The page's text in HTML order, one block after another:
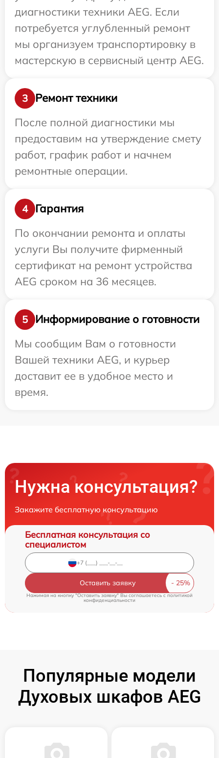
диагностики техники AEG. Если
потребуется углубленный ремонт
мы организуем транспортировку в
мастерскую в сервисный центр AEG.
3
Ремонт техники
После полной диагностики мы
предоставим на утверждение смету
работ, график работ и начнем
ремонтные операции.
4
Гарантия
По окончании ремонта и оплаты
услуги Вы получите фирменный
сертификат на ремонт устройства
AEG сроком на 36 месяцев.
5
Информирование о готовности
Мы сообщим Вам о готовности
Вашей техники AEG, и курьер
доставит ее в удобное место и
время.
Нужна консультация?
Закажите бесплатную консультацию
Бесплатная консультация со
специалистом
Оставить заявку
Нажимая на кнопку "Оставить заявку" Вы соглашаетесь cполитикой
конфиденциальности
Популярные модели
Духовых шкафов AEG